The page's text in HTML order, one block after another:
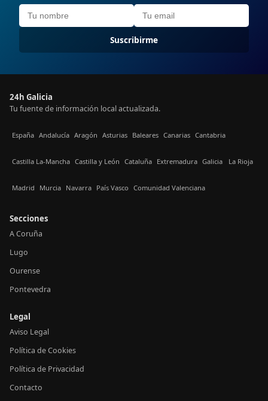
Suscribirme
24h Galicia
Tu fuente de información local actualizada.
España Andalucía Aragón Asturias Baleares Canarias Cantabria
Castilla La-Mancha Castilla y León Cataluña Extremadura Galicia La Rioja
Madrid Murcia Navarra País Vasco Comunidad Valenciana
Secciones
A Coruña
Lugo
Ourense
Pontevedra
Legal
Aviso Legal
Política de Cookies
Política de Privacidad
Contacto